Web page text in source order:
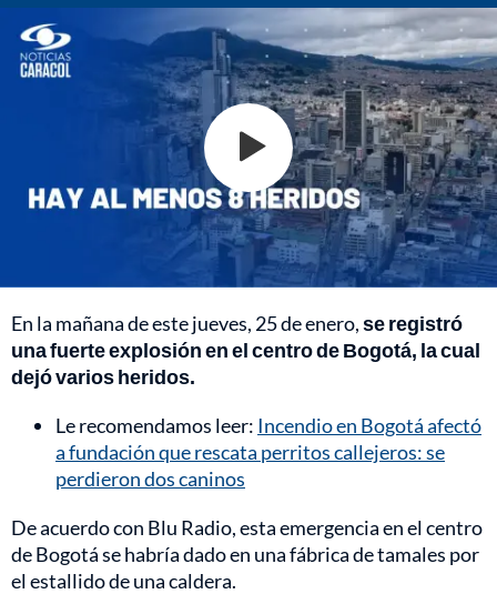
En la mañana de este jueves, 25 de enero,se registró
una fuerte explosión en el centro de Bogotá, la cual
dejó varios heridos.
Le recomendamos leer: Incendio en Bogotá afectó
a fundación que rescata perritos callejeros: se
perdieron dos caninos
De acuerdo con Blu Radio, esta emergencia en el centro
de Bogotá se habría dado en una fábrica de tamales por
el estallido de una caldera.